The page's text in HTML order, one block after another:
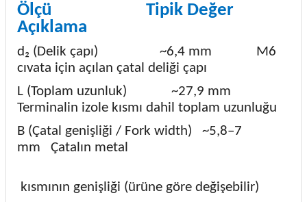
Ölçü
Tipik Değer
Açıklama
d₂ (Delik çapı) ~6,4 mm
M6
cıvata için açılan çatal deliği çapı
L (Toplam uzunluk)
~27,9 mm
Terminalin izole kısmı dahil toplam uzunluğu
B (Çatal genişliği / Fork width)
~5,8–7
mm
Çatalın metal
kısmının genişliği (ürüne göre değişebilir)